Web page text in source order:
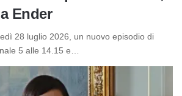
Ender
28 luglio 2026, un nuovo episodio di
5 alle 14.15 e…